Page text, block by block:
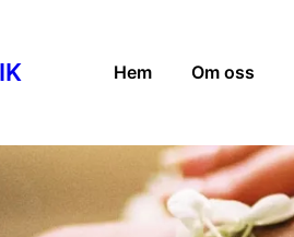
Hem Om oss